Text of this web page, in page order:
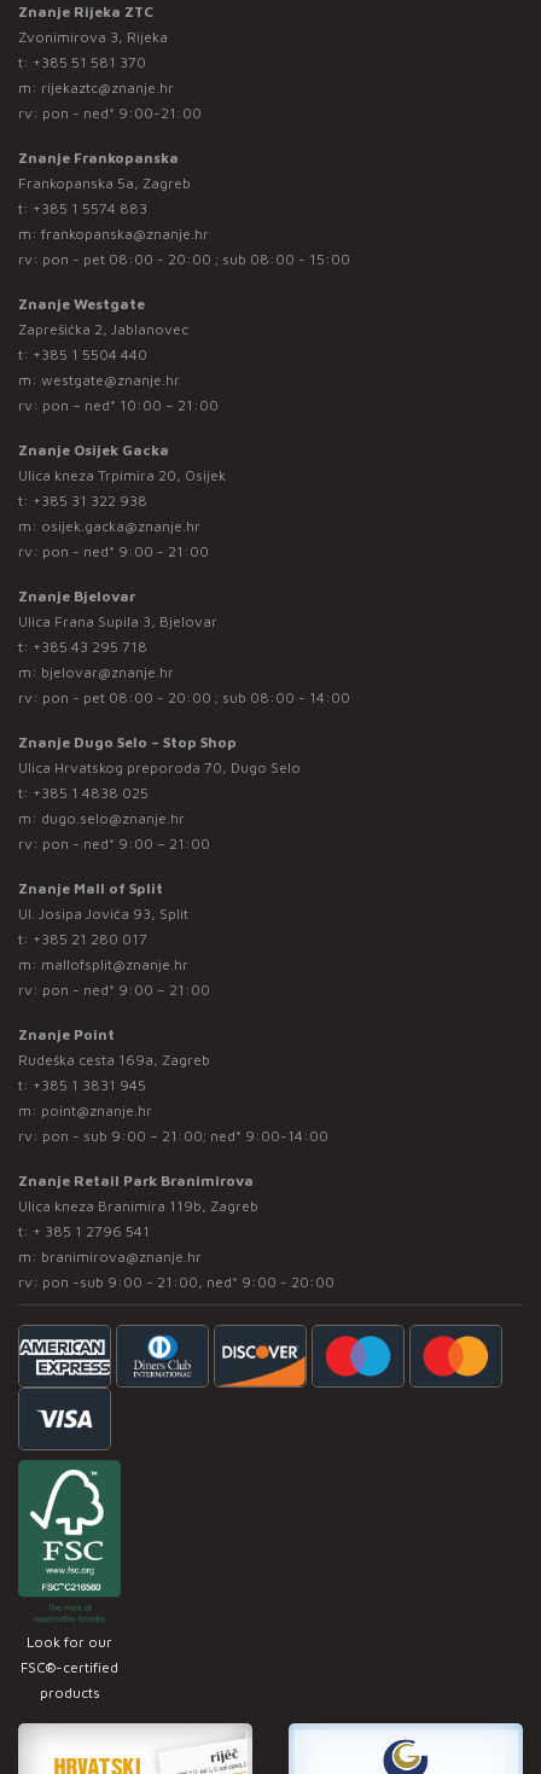
Znanje Rijeka ZTC
Zvonimirova 3, Rijeka
t: +385 51 581 370
m: rijekaztc@znanje.hr
rv: pon - ned* 9:00-21:00
Znanje Frankopanska
Frankopanska 5a, Zagreb
t: +385 1 5574 883
m: frankopanska@znanje.hr
rv: pon - pet 08:00 - 20:00 ; sub 08:00 - 15:00
Znanje Westgate
Zaprešićka 2, Jablanovec
t: +385 1 5504 440
m: westgate@znanje.hr
rv: pon – ned* 10:00 – 21:00
Znanje Osijek Gacka
Ulica kneza Trpimira 20, Osijek
t: +385 31 322 938
m: osijek.gacka@znanje.hr
rv: pon - ned* 9:00 - 21:00
Znanje Bjelovar
Ulica Frana Supila 3, Bjelovar
t: +385 43 295 718
m: bjelovar@znanje.hr
rv: pon - pet 08:00 - 20:00 ; sub 08:00 - 14:00
Znanje Dugo Selo – Stop Shop
Ulica Hrvatskog preporoda 70, Dugo Selo
t: +385 1 4838 025
m: dugo.selo@znanje.hr
rv: pon - ned* 9:00 – 21:00
Znanje Mall of Split
Ul. Josipa Jovića 93, Split
t: +385 21 280 017
m: mallofsplit@znanje.hr
rv: pon - ned* 9:00 – 21:00
Znanje Point
Rudeška cesta 169a, Zagreb
t: +385 1 3831 945
m: point@znanje.hr
rv: pon - sub 9:00 – 21:00; ned* 9:00-14:00
Znanje Retail Park Branimirova
Ulica kneza Branimira 119b, Zagreb
t: + 385 1 2796 541
m: branimirova@znanje.hr
rv: pon -sub 9:00 - 21:00, ned* 9:00 - 20:00
Look for our
FSC®-certified
products